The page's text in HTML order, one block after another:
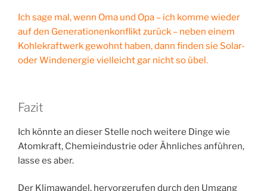
Ich sage mal, wenn Oma und Opa – ich komme wieder
auf den Generationenkonflikt zurück – neben einem
Kohlekraftwerk gewohnt haben, dann finden sie Solar-
oder Windenergie vielleicht gar nicht so übel.
Fazit
Ich könnte an dieser Stelle noch weitere Dinge wie
Atomkraft, Chemieindustrie oder Ähnliches anführen,
lasse es aber.
Der Klimawandel, hervorgerufen durch den Umgang